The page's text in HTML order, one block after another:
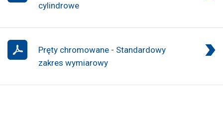
cylindrowe
Pręty chromowane - Standardowy
zakres wymiarowy